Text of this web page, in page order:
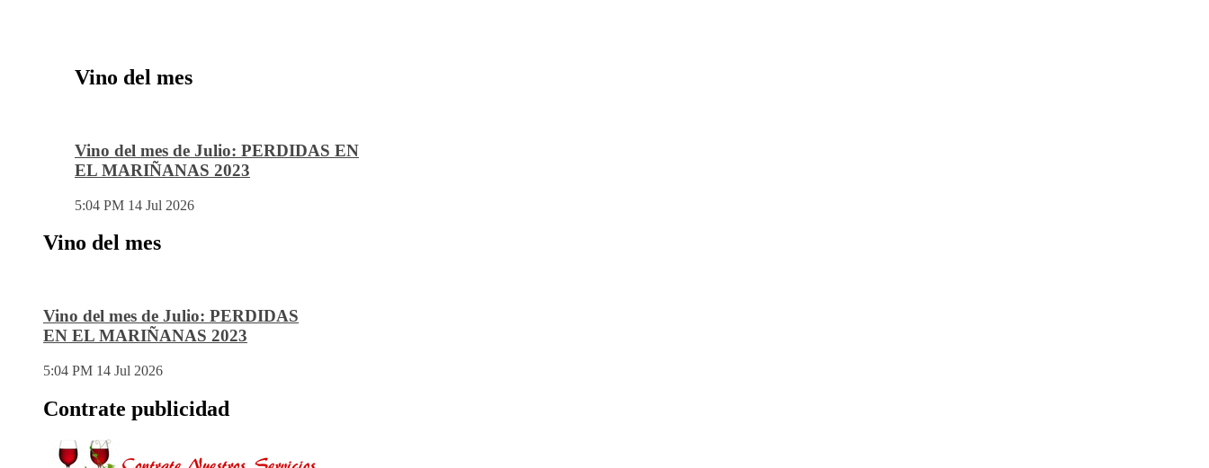
Vino del mes
Vino del mes de Julio: PERDIDAS EN
EL MARIÑANAS 2023
5:04 PM 14 Jul 2026
Vino del mes
Vino del mes de Julio: PERDIDAS
EN EL MARIÑANAS 2023
5:04 PM 14 Jul 2026
Contrate publicidad